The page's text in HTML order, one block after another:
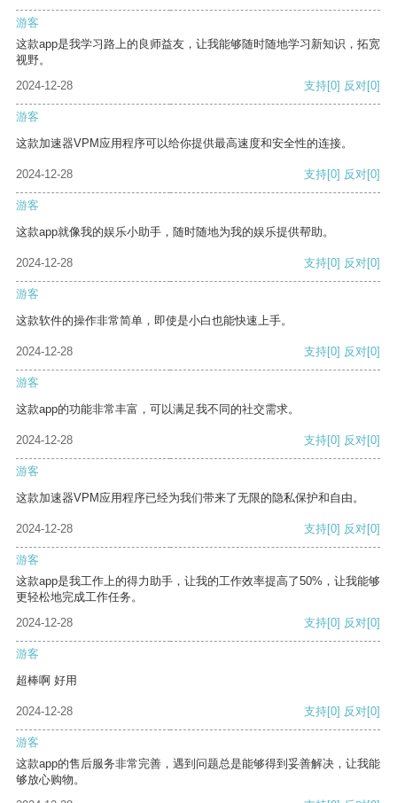
游客
这款app是我学习路上的良师益友，让我能够随时随地学习新知识，拓宽
视野。
2024-12-28
支持[0] 反对[0]
游客
这款加速器VPM应用程序可以给你提供最高速度和安全性的连接。
2024-12-28 支持[0] 反对[0]
游客
这款app就像我的娱乐小助手，随时随地为我的娱乐提供帮助。
2024-12-28 支持[0] 反对[0]
游客
这款软件的操作非常简单，即使是小白也能快速上手。
2024-12-28 支持[0] 反对[0]
游客
这款app的功能非常丰富，可以满足我不同的社交需求。
2024-12-28 支持[0] 反对[0]
游客
这款加速器VPM应用程序已经为我们带来了无限的隐私保护和自由。
2024-12-28 支持[0] 反对[0]
游客
这款app是我工作上的得力助手，让我的工作效率提高了50%，让我能够
更轻松地完成工作任务。
2024-12-28
支持[0] 反对[0]
游客
超棒啊 好用
2024-12-28 支持[0] 反对[0]
游客
这款app的售后服务非常完善，遇到问题总是能够得到妥善解决，让我能
够放心购物。